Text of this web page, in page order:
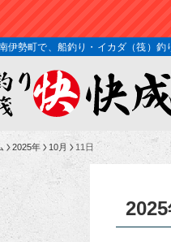
伊勢町で、船釣り・イカダ（筏）
2025年 10月 11日